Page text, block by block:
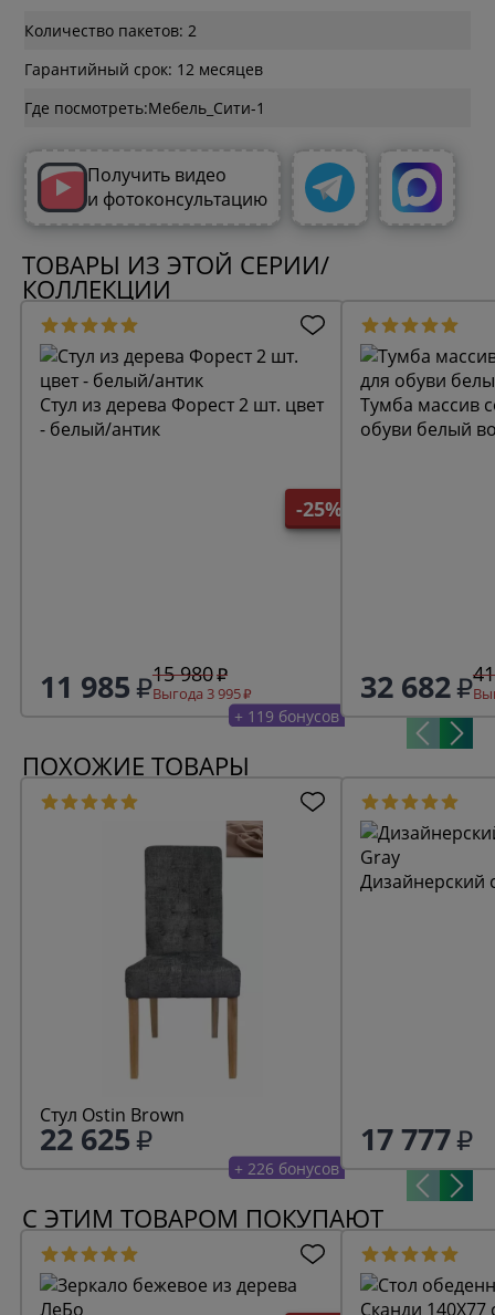
Количество пакетов: 2
Гарантийный срок: 12 месяцев
Где посмотреть:
Получить видео
и фотоконсультацию
ТОВАРЫ ИЗ ЭТОЙ СЕРИИ/
КОЛЛЕКЦИИ
-25%
Стул из дерева Форест 2 шт. цвет
- белый/антик
11 985 15 980
Выгода 3 995
+ 119 бонусов
Тумба массив
обуви белый
32 682
ПОХОЖИЕ ТОВАРЫ
Стул Ostin Brown
22 625
+ 226 бонусов
Дизайнерский
17 777
С ЭТИМ ТОВАРОМ ПОКУПАЮТ